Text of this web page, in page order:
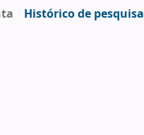
Histórico de pesquisa